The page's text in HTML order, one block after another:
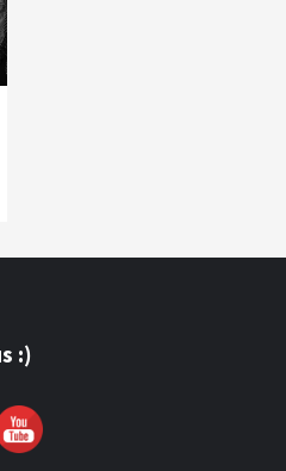
:)